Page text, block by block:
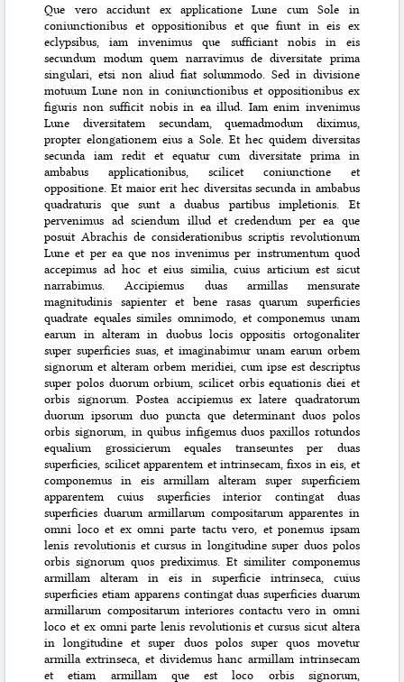
Que vero accidunt ex applicatione Lune cum Sole in
coniunctionibus et oppositionibus et que fiunt in eis ex
eclypsibus, iam invenimus que sufficiant nobis in eis
secundum modum quem narravimus de diversitate prima
singulari, etsi non aliud fiat solummodo. Sed in divisione
motuum Lune non in coniunctionibus et oppositionibus ex
figuris non sufficit nobis in ea illud. Iam enim invenimus
Lune diversitatem secundam, quemadmodum diximus,
propter elongationem eius a Sole. Et hec quidem diversitas
secunda iam redit et equatur cum diversitate prima in
ambabus applicationibus, scilicet coniunctione et
oppositione. Et maior erit hec diversitas secunda in ambabus
quadraturis que sunt a duabus partibus impletionis. Et
pervenimus ad sciendum illud et credendum per ea que
posuit Abrachis de considerationibus scriptis revolutionum
Lune et per ea que nos invenimus per instrumentum quod
accepimus ad hoc et eius similia, cuius articium est sicut
narrabimus. Accipiemus duas armillas mensurate
magnitudinis sapienter et bene rasas quarum superficies
quadrate equales similes omnimodo, et componemus unam
earum in alteram in duobus locis oppositis ortogonaliter
super superficies suas, et imaginabimur unam earum orbem
signorum et alteram orbem meridiei, cum ipse est descriptus
super polos duorum orbium, scilicet orbis equationis diei et
orbis signorum. Postea accipiemus ex latere quadratorum
duorum ipsorum duo puncta que determinant duos polos
orbis signorum, in quibus infigemus duos paxillos rotundos
equalium grossicierum equales transeuntes per duas
superficies, scilicet apparentem et intrinsecam, fixos in eis, et
componemus in eis armillam alteram super superficiem
apparentem cuius superficies interior contingat duas
superficies duarum armillarum compositarum apparentes in
omni loco et ex omni parte tactu vero, et ponemus ipsam
lenis revolutionis et cursus in longitudine super duos polos
orbis signorum quos prediximus. Et similiter componemus
armillam alteram in eis in superficie intrinseca, cuius
superficies etiam apparens contingat duas superficies duarum
armillarum compositarum interiores contactu vero in omni
loco et ex omni parte lenis revolutionis et cursus sicut altera
in longitudine et super duos polos super quos movetur
armilla extrinseca, et dividemus hanc armillam intrinsecam
et etiam armillam que est loco orbis signorum,